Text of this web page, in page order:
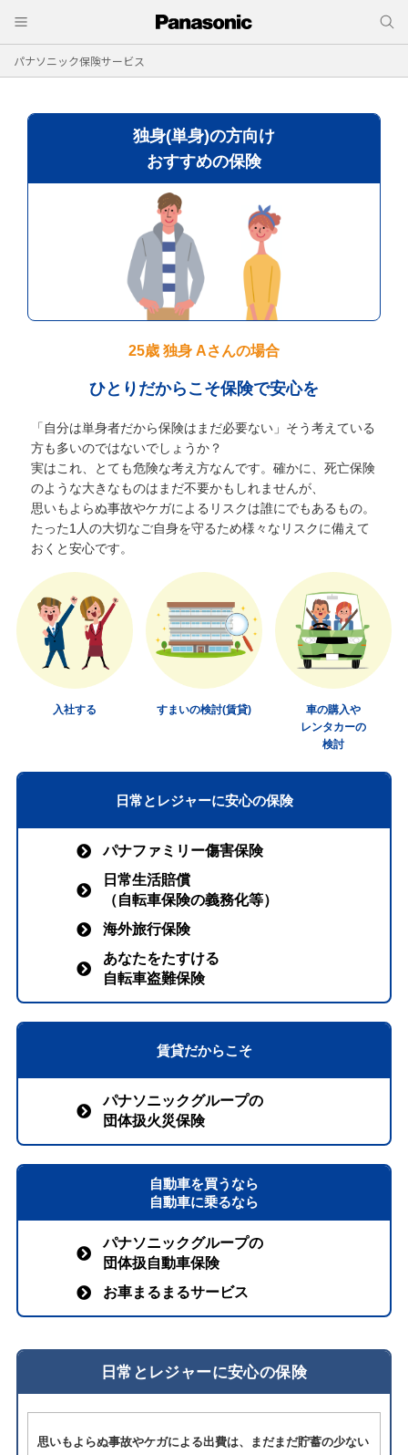
パナソニック保険サービス
独身(単身)の方向け
おすすめの保険
25歳 独身 Aさんの場合
ひとりだからこそ保険で安心を
「自分は単身者だから保険はまだ必要ない」そう考えている
方も多いのではないでしょうか？
実はこれ、とても危険な考え方なんです。確かに、死亡保険
のような大きなものはまだ不要かもしれませんが、
思いもよらぬ事故やケガによるリスクは誰にでもあるもの。
たった1人の大切なご自身を守るため様々なリスクに備えて
おくと安心です。
入社する すまいの検討(賃貸)
車の購入や
レンタカーの
検討
日常とレジャーに安心の保険
パナファミリー傷害保険
日常生活賠償
（自転車保険の義務化等）
海外旅行保険
あなたをたすける
自転車盗難保険
賃貸だからこそ
パナソニックグループの
団体扱火災保険
自動車を買うなら
自動車に乗るなら
パナソニックグループの
団体扱自動車保険
お車まるまるサービス
日常とレジャーに安心の保険
思いもよらぬ事故やケガによる出費は、まだまだ貯蓄の少ない